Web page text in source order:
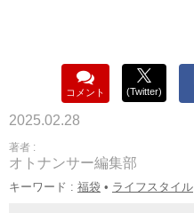
コメント (Twitter)
2025.02.28
著者 :
オトナンサー編集部
キーワード : 福袋 • ライフスタイル